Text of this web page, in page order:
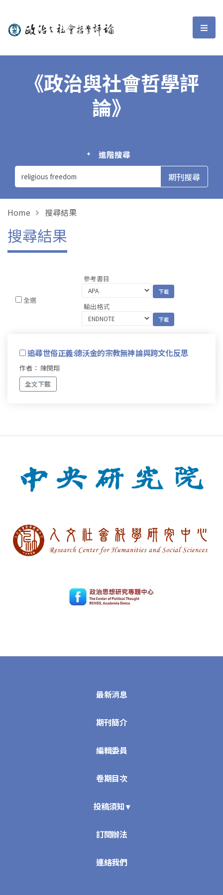
政治與社會哲學評論 選
《政治與社會哲學評
論》
進階搜尋
Home 搜尋結果
搜尋結果
全選
參考書目
輸出格式
追尋世俗正義:德沃金的宗教無神論與跨文化反思
作者： 陳閔翔
全文下載
最新消息
期刊簡介
編輯委員
卷期目次
投稿須知 ▾
訂閱辦法
連絡我們